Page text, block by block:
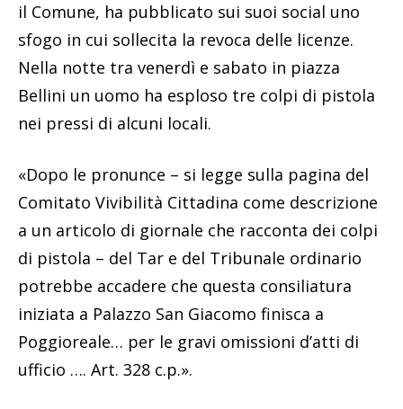
il Comune, ha pubblicato sui suoi social uno
sfogo in cui sollecita la revoca delle licenze.
Nella notte tra venerdì e sabato in piazza
Bellini un uomo ha esploso tre colpi di pistola
nei pressi di alcuni locali.
«Dopo le pronunce – si legge sulla pagina del
Comitato Vivibilità Cittadina come descrizione
a un articolo di giornale che racconta dei colpi
di pistola – del Tar e del Tribunale ordinario
potrebbe accadere che questa consiliatura
iniziata a Palazzo San Giacomo finisca a
Poggioreale… per le gravi omissioni d’atti di
ufficio …. Art. 328 c.p.».